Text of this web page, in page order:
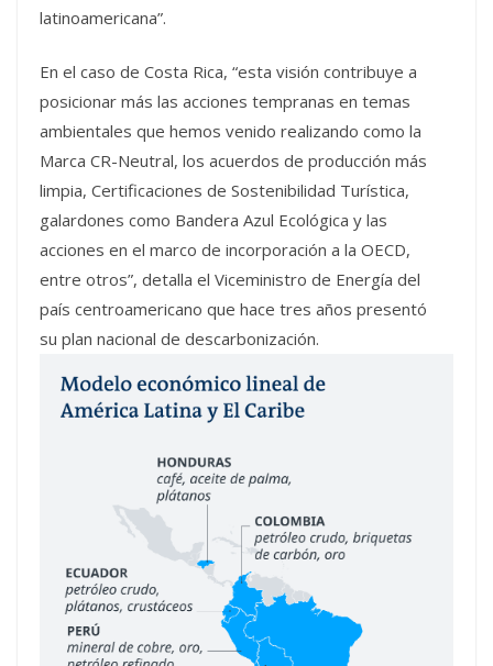
latinoamericana”.
En el caso de Costa Rica, “esta visión contribuye a
posicionar más las acciones tempranas en temas
ambientales que hemos venido realizando como la
Marca CR-Neutral, los acuerdos de producción más
limpia, Certificaciones de Sostenibilidad Turística,
galardones como Bandera Azul Ecológica y las
acciones en el marco de incorporación a la OECD,
entre otros”, detalla el Viceministro de Energía del
país centroamericano que hace tres años presentó
su plan nacional de descarbonización.